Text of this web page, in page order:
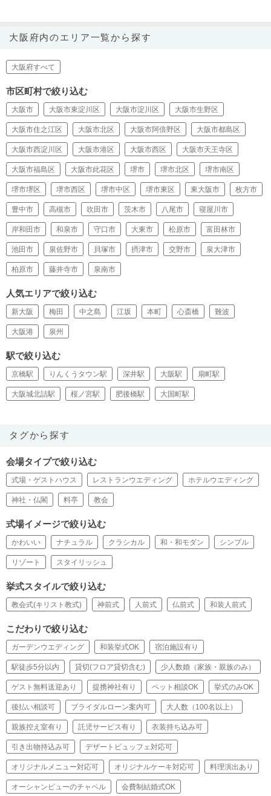
大阪府内のエリア一覧から探す
大阪府すべて
市区町村で絞り込む
大阪市 大阪市東淀川区 大阪市淀川区 大阪市生野区
大阪市住之江区 大阪市北区 大阪市阿倍野区 大阪市都島区
大阪市西淀川区 大阪市港区 大阪市西区 大阪市天王寺区
大阪市福島区 大阪市此花区 堺市 堺市北区 堺市南区
堺市堺区 堺市西区 堺市中区 堺市東区 東大阪市 枚方市
豊中市 高槻市 吹田市 茨木市 八尾市 寝屋川市
岸和田市 和泉市 守口市 大東市 松原市 富田林市
池田市 泉佐野市 貝塚市 摂津市 交野市 泉大津市
柏原市 藤井寺市 泉南市
人気エリアで絞り込む
新大阪 梅田 中之島 江坂 本町 心斎橋 難波
大阪港 泉州
駅で絞り込む
京橋駅 りんくうタウン駅 深井駅 大阪駅 扇町駅
大阪城北詰駅 桜ノ宮駅 肥後橋駅 大国町駅
タグから探す
会場タイプで絞り込む
式場・ゲストハウス レストランウエディング ホテルウエディング
神社・仏閣 料亭 教会
式場イメージで絞り込む
かわいい ナチュラル クラシカル 和・和モダン シンプル
リゾート スタイリッシュ
挙式スタイルで絞り込む
教会式(キリスト教式) 神前式 人前式 仏前式 和装人前式
こだわりで絞り込む
ガーデンウエディング 和装挙式OK 宿泊施設有り
駅徒歩5分以内 貸切(フロア貸切含む) 少人数婚（家族・親族のみ）
ゲスト無料送迎あり 提携神社有り ペット相談OK 挙式のみOK
後払い相談可 ブライダルローン案内可 大人数（100名以上）
親族控え室有り 託児サービス有り 衣装持ち込み可
引き出物持込み可 デザートビュッフェ対応可
オリジナルメニュー対応可 オリジナルケーキ対応可 料理演出あり
オーシャンビューのチャペル 会費制結婚式OK